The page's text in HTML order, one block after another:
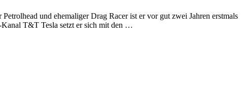
und ehemaliger Drag Racer ist er vor gut zwei Jahren erstmals
Kanal T&T Tesla setzt er sich mit den …